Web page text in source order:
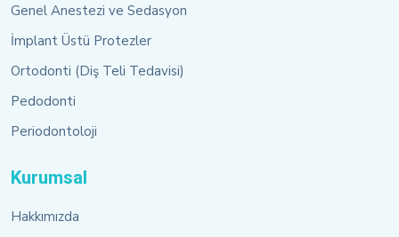
Genel Anestezi ve Sedasyon
İmplant Üstü Protezler
Ortodonti (Diş Teli Tedavisi)
Pedodonti
Periodontoloji
Kurumsal
Hakkımızda